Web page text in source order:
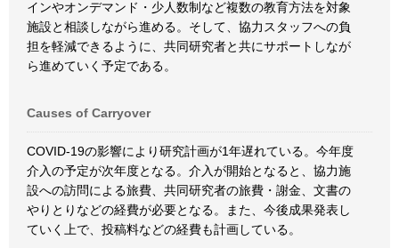
インやオンデマンド・少人数制など複数の教育方法を対象
施設と相談しながら進める。そして、協力スタッフへの負
担を軽減できるように、共同研究者と共にサポートしなが
ら進めていく予定である。
Causes of Carryover
COVID-19の影響により研究計画が1年遅れている。今年度
介入の予定が次年度となる。介入が開始となると、協力施
設への訪問による旅費、共同研究者の旅費・謝金、文書の
やりとりなどの経費が必要となる。また、今後成果発表し
ていく上で、投稿料などの経費も計画している。